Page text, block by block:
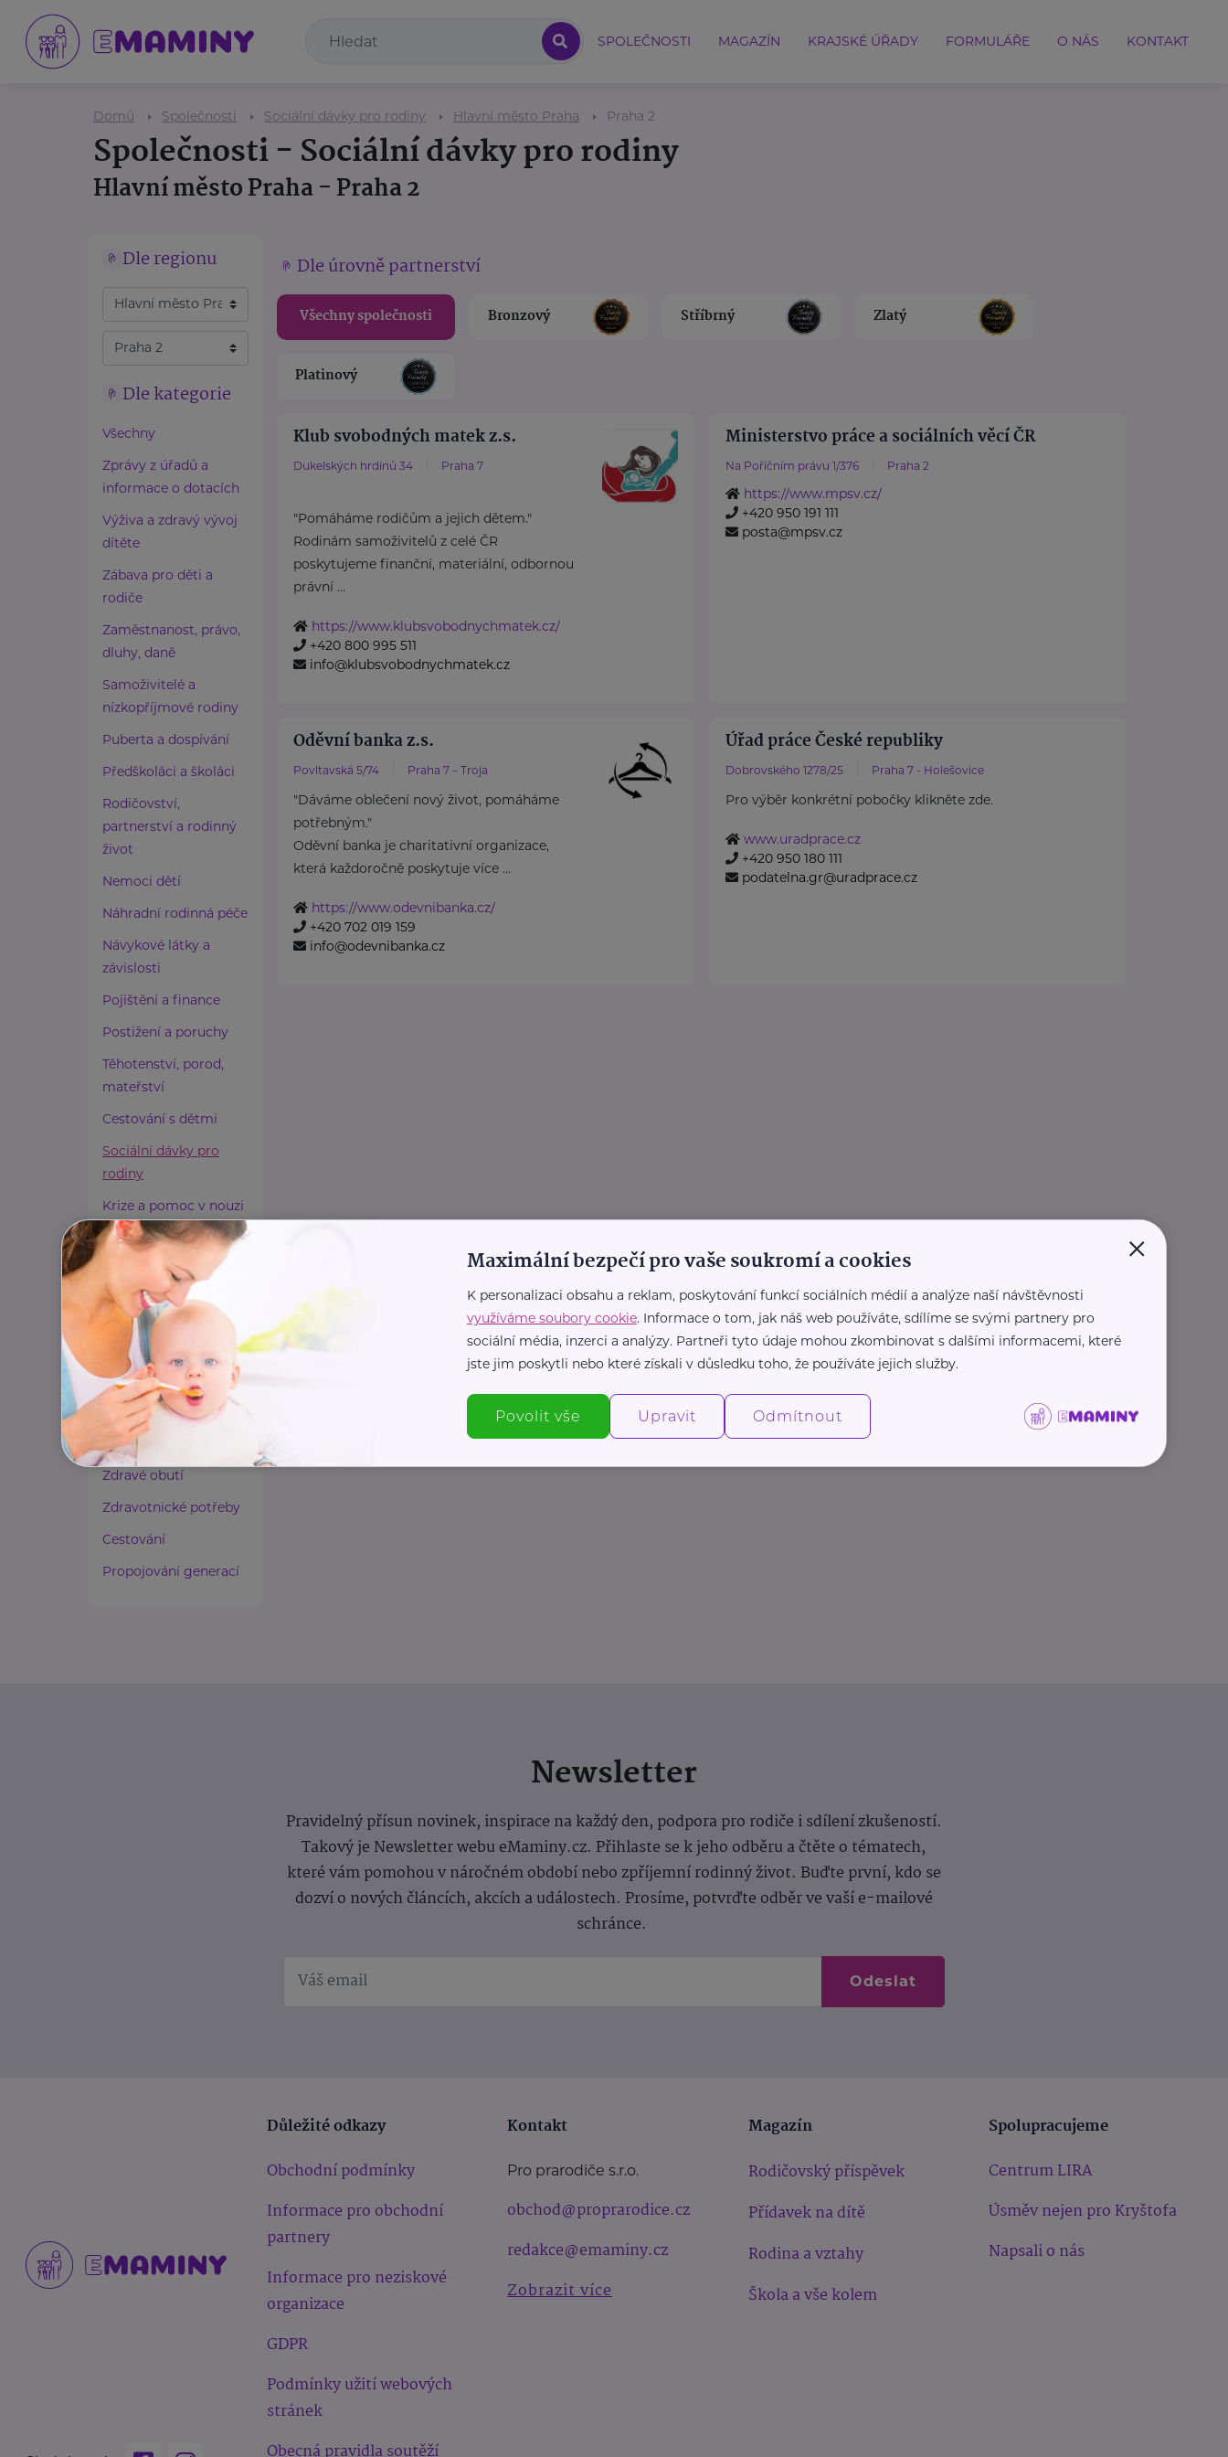
SPOLEČNOSTI MAGAZÍN KRAJSKÉ ÚŘADY FORMULÁŘE O NÁS KONTAKT
Domů Společnosti Sociální dávky pro rodiny Hlavní město Praha Praha 2
Společnosti - Sociální dávky pro rodiny
Hlavní město Praha - Praha 2
Dle regionu
Dle kategorie
Všechny
Zprávy z úřadů a
informace o dotacích
Výživa a zdravý vývoj
dítěte
Zábava pro děti a
rodiče
Zaměstnanost, právo,
dluhy, daně
Samoživitelé a
nízkopříjmové rodiny
Puberta a dospívání
Předškoláci a školáci
Rodičovství,
partnerství a rodinný
život
Nemoci dětí
Náhradní rodinná péče
Návykové látky a
závislosti
Pojištění a finance
Postižení a poruchy
Těhotenství, porod,
mateřství
Cestování s dětmi
Sociální dávky pro
rodiny
Krize a pomoc v nouzi
Paliativní péče
Rady a tipy
Harmonie duše a těla
Zaměstnávání osob ze
zdravotním
postižením
Lázeňství a wellness
Zdravé spaní a sezení
Zdravé obutí
Zdravotnické potřeby
Cestování
Propojování generací
Dle úrovně partnerství
Všechny společnosti Bronzový Stříbrný Zlatý
Platinový
Klub svobodných matek z.s.
Dukelských hrdinů 34 Praha 7
"Pomáháme rodičům a jejich dětem."
Rodinám samoživitelů z celé ČR
poskytujeme finanční, materiální, odbornou
právní ...
https://www.klubsvobodnychmatek.cz/
+420 800 995 511
info@klubsvobodnychmatek.cz
Ministerstvo práce a sociálních věcí ČR
Na Poříčním právu 1/376 Praha 2
https://www.mpsv.cz/
+420 950 191 111
posta@mpsv.cz
Oděvní banka z.s.
Povltavská 5/74 Praha 7 – Troja
"Dáváme oblečení nový život, pomáháme
potřebným."
Oděvní banka je charitativní organizace,
která každoročně poskytuje více ...
https://www.odevnibanka.cz/
+420 702 019 159
info@odevnibanka.cz
Úřad práce České republiky
Dobrovského 1278/25 Praha 7 - Holešovice
Pro výběr konkrétní pobočky klikněte zde.
www.uradprace.cz
+420 950 180 111
podatelna.gr@uradprace.cz
Newsletter
Pravidelný přísun novinek, inspirace na každý den, podpora pro rodiče i sdílení zkušeností.
Takový je Newsletter webu eMaminy.cz. Přihlaste se k jeho odběru a čtěte o tématech,
které vám pomohou v náročném období nebo zpříjemní rodinný život. Buďte první, kdo se
dozví o nových článcích, akcích a událostech. Prosíme, potvrďte odběr ve vaší e-mailové
schránce.
Odeslat
Důležité odkazy
Obchodní podmínky
Informace pro obchodní
partnery
Informace pro neziskové
organizace
GDPR
Podmínky užití webových
stránek
Obecná pravidla soutěží
Kontakt
Pro prarodiče s.r.o.
obchod@proprarodice.cz
redakce@emaminy.cz
Zobrazit více
Magazín
Rodičovský příspěvek
Přídavek na dítě
Rodina a vztahy
Škola a vše kolem
Spolupracujeme
Centrum LIRA
Úsměv nejen pro Kryštofa
Napsali o nás
×
Maximální bezpečí pro vaše soukromí a cookies
K personalizaci obsahu a reklam, poskytování funkcí sociálních médií a analýze naší návštěvnosti
využíváme soubory cookie. Informace o tom, jak náš web používáte, sdílíme se svými partnery pro
sociální média, inzerci a analýzy. Partneři tyto údaje mohou zkombinovat s dalšími informacemi, které
jste jim poskytli nebo které získali v důsledku toho, že používáte jejich služby.
Povolit vše Upravit Odmítnout